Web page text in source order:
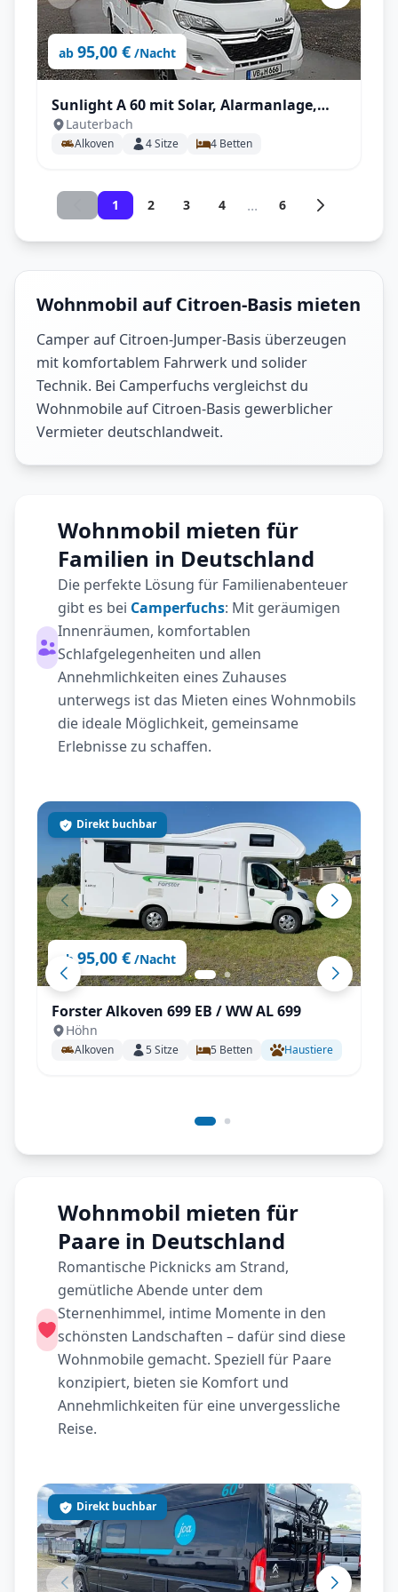
ab 95,00 € /Nacht
Sunlight A 60 mit Solar, Alarmanlage,
Markise, unter 6m! uvm.
Lauterbach
Alkoven 4Sitze 4 Betten
1 2 3 4 ... 6
Wohnmobil auf Citroen-Basis mieten
Camper auf Citroen-Jumper-Basis überzeugen
mit komfortablem Fahrwerk und solider
Technik. Bei Camperfuchs vergleichst du
Wohnmobile auf Citroen-Basis gewerblicher
Vermieter deutschlandweit.
Wohnmobil mieten für
Familien in Deutschland
Die perfekte Lösung für Familienabenteuer
gibt es bei Camperfuchs: Mit geräumigen
Innenräumen, komfortablen
Schlafgelegenheiten und allen
Annehmlichkeiten eines Zuhauses
unterwegs ist das Mieten eines Wohnmobils
die ideale Möglichkeit, gemeinsame
Erlebnisse zu schaffen.
ab 95,00 € /Nacht
Direkt buchbar
Forster Alkoven 699 EB / WW AL 699
Höhn
Alkoven 5Sitze 5 Betten Haustiere
Wohnmobil mieten für
Paare in Deutschland
Romantische Picknicks am Strand,
gemütliche Abende unter dem
Sternenhimmel, intime Momente in den
schönsten Landschaften – dafür sind diese
Wohnmobile gemacht. Speziell für Paare
konzipiert, bieten sie Komfort und
Annehmlichkeiten für eine unvergessliche
Reise.
Direkt buchbar